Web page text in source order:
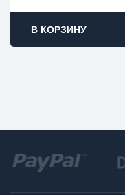
В КОРЗИНУ